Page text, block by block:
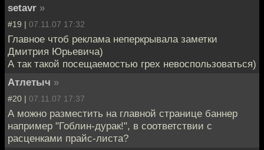
setavr »
#19 | 07.11.07 17:32
Главное чтоб реклама неперкрывала заметки
Дмитрия Юрьевича)
А так такой посещаемостью грех невоспользоваться)
Атлетыч »
#20 | 07.11.07 17:37
А можно разместить на главной странице баннер
например "Гоблин-дурак!", в соответствии с
расценками прайс-листа?